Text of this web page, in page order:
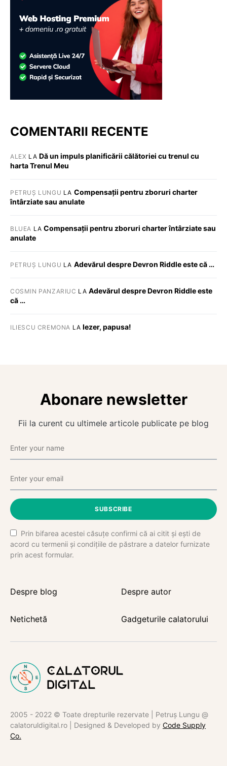
COMENTARII RECENTE
ALEX LA Dă un impuls planificării călătoriei cu trenul cu
harta Trenul Meu
PETRUȘ LUNGU LA Compensații pentru zboruri charter
întârziate sau anulate
BLUEA LACompensații pentru zboruri charter întârziate sau
anulate
PETRUȘ LUNGU LA Adevărul despre Devron Riddle este că …
COSMIN PANZARIUC LA Adevărul despre Devron Riddle este
că …
ILIESCU CREMONA LA Iezer, papusa!
Abonare newsletter
Fii la curent cu ultimele articole publicate pe blog
SUBSCRIBE
Prin bifarea acestei căsuțe confirmi că ai citit și ești de
acord cu termenii și condițiile de păstrare a datelor furnizate
prin acest formular.
Despre blog Despre autor
Netichetă Gadgeturile calatorului
2005 - 2022 © Toate drepturile rezervate | Petruș Lungu @
calatoruldigital.ro | Designed & Developed by Code Supply
Co.